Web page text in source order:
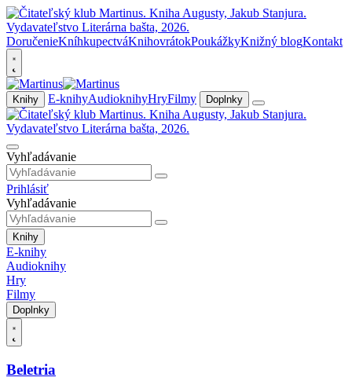
DoručenieKníhkupectváKnihovrátokPoukážkyKnižný blogKontakt
Knihy E-knihyAudioknihyHryFilmy Doplnky
Vyhľadávanie
Prihlásiť
Vyhľadávanie
Knihy
E-knihy
Audioknihy
Hry
Filmy
Doplnky
Beletria